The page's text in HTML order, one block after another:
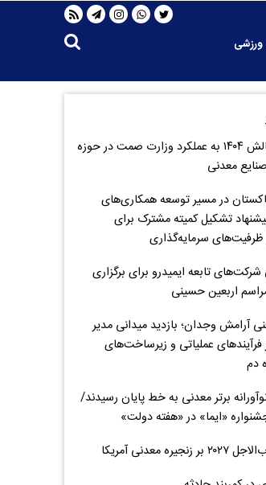
ورزشی
سال پرچالش ۱۴۰۴ به عملکرد وزارت صمت در حوزه
معدنی
در مسیر توسعه همکاری‌های
تشکیل کمیته مشترک برای
سرمایه‌گذاری
شرکت‌های تابعه ایمیدرو برای برگزاری
اربعین حسینی
آرامش وجدان؛ بازدید میدانی مدیر
عملیاتی و زیرساخت‌های
دم
نوآورانه برتر معدنی به خط پایان رسیدند/
«ایما» در «هفته دولت»
معدنی آمریکا